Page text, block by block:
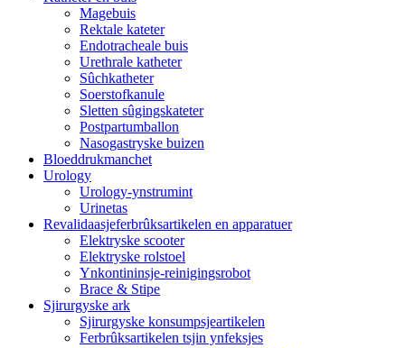
Magebuis
Rektale kateter
Endotracheale buis
Urethrale katheter
Sûchkatheter
Soerstofkanule
Sletten sûgingskateter
Postpartumballon
Nasogastryske buizen
Bloeddrukmanchet
Urology
Urology-ynstrumint
Urinetas
Revalidaasjeferbrûksartikelen en apparatuer
Elektryske scooter
Elektryske rolstoel
Ynkontininsje-reinigingsrobot
Brace & Stipe
Sjirurgyske ark
Sjirurgyske konsumpsjeartikelen
Ferbrûksartikelen tsjin ynfeksjes